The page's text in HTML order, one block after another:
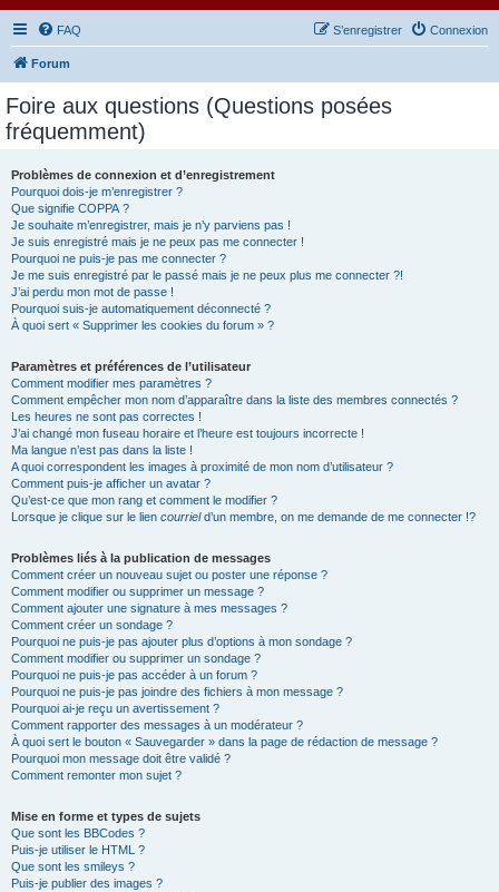
FAQ Connexion
S’enregistrer
Forum
Foire aux questions (Questions posées
fréquemment)
Problèmes de connexion et d’enregistrement
Pourquoi dois-je m’enregistrer ?
Que signifie COPPA ?
Je souhaite m’enregistrer, mais je n’y parviens pas !
Je suis enregistré mais je ne peux pas me connecter !
Pourquoi ne puis-je pas me connecter ?
Je me suis enregistré par le passé mais je ne peux plus me connecter ?!
J’ai perdu mon mot de passe !
Pourquoi suis-je automatiquement déconnecté ?
À quoi sert « Supprimer les cookies du forum » ?
Paramètres et préférences de l’utilisateur
Comment modifier mes paramètres ?
Comment empêcher mon nom d’apparaître dans la liste des membres connectés ?
Les heures ne sont pas correctes !
J’ai changé mon fuseau horaire et l’heure est toujours incorrecte !
Ma langue n’est pas dans la liste !
A quoi correspondent les images à proximité de mon nom d’utilisateur ?
Comment puis-je afficher un avatar ?
Qu’est-ce que mon rang et comment le modifier ?
Lorsque je clique sur le lien courrield’un membre, on me demande de me connecter !?
Problèmes liés à la publication de messages
Comment créer un nouveau sujet ou poster une réponse ?
Comment modifier ou supprimer un message ?
Comment ajouter une signature à mes messages ?
Comment créer un sondage ?
Pourquoi ne puis-je pas ajouter plus d’options à mon sondage ?
Comment modifier ou supprimer un sondage ?
Pourquoi ne puis-je pas accéder à un forum ?
Pourquoi ne puis-je pas joindre des fichiers à mon message ?
Pourquoi ai-je reçu un avertissement ?
Comment rapporter des messages à un modérateur ?
À quoi sert le bouton « Sauvegarder » dans la page de rédaction de message ?
Pourquoi mon message doit être validé ?
Comment remonter mon sujet ?
Mise en forme et types de sujets
Que sont les BBCodes ?
Puis-je utiliser le HTML ?
Que sont les smileys ?
Puis-je publier des images ?